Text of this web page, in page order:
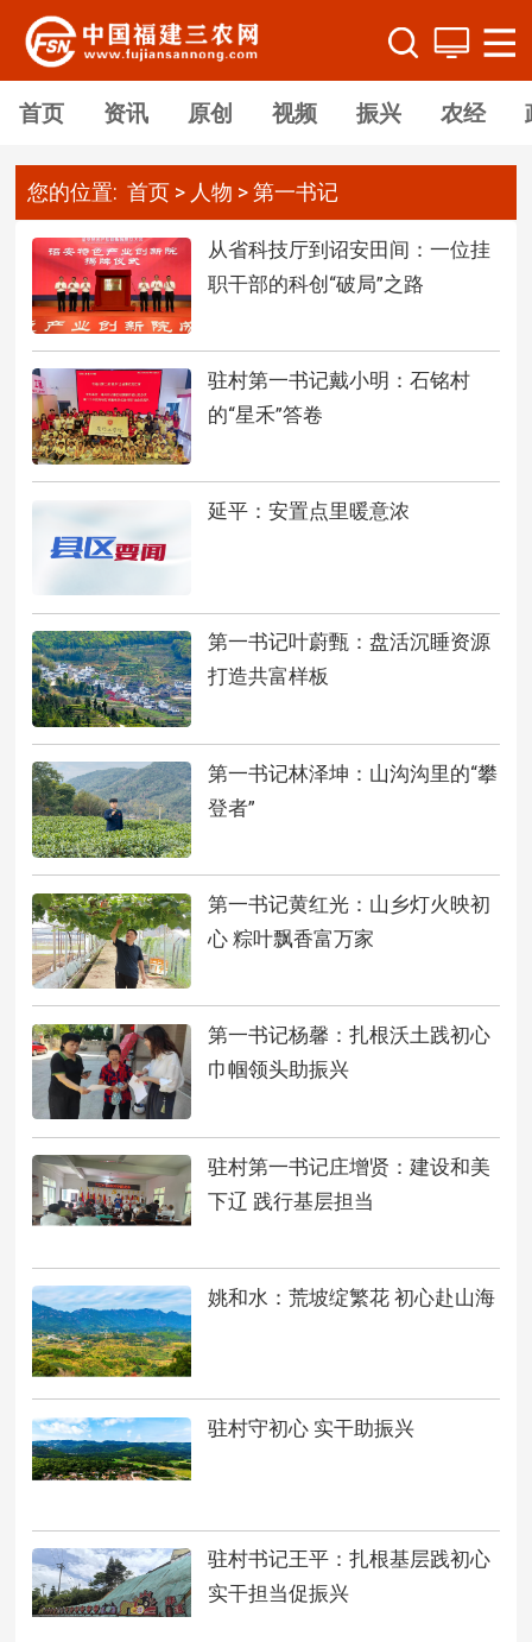
首页 资讯 原创 视频 振兴 农经
您的位置:首页 > 人物 >第一书记
从省科技厅到诏安田间：一位挂
职干部的科创“破局”之路
驻村第一书记戴小明：石铭村
的“星禾”答卷
延平：安置点里暖意浓
第一书记叶蔚甄：盘活沉睡资源
打造共富样板
第一书记林泽坤：山沟沟里的“攀
登者”
第一书记黄红光：山乡灯火映初
心 粽叶飘香富万家
第一书记杨馨：扎根沃土践初心
巾帼领头助振兴
驻村第一书记庄增贤：建设和美
下辽 践行基层担当
姚和水：荒坡绽繁花 初心赴山海
驻村守初心 实干助振兴
驻村书记王平：扎根基层践初心
实干担当促振兴